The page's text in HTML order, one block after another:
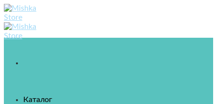
Skip
to
content
Каталог